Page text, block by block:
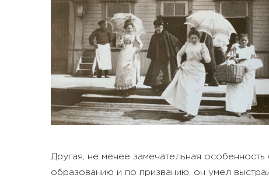
Другая, не менее замечательная
образованию и по призванию, он умел